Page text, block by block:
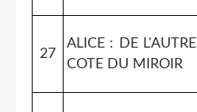
27
ALICE : DE L'AUTRE
COTE DU MIROIR